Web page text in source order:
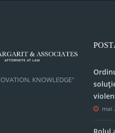
KNOWLEDGE"
mai
Rolul